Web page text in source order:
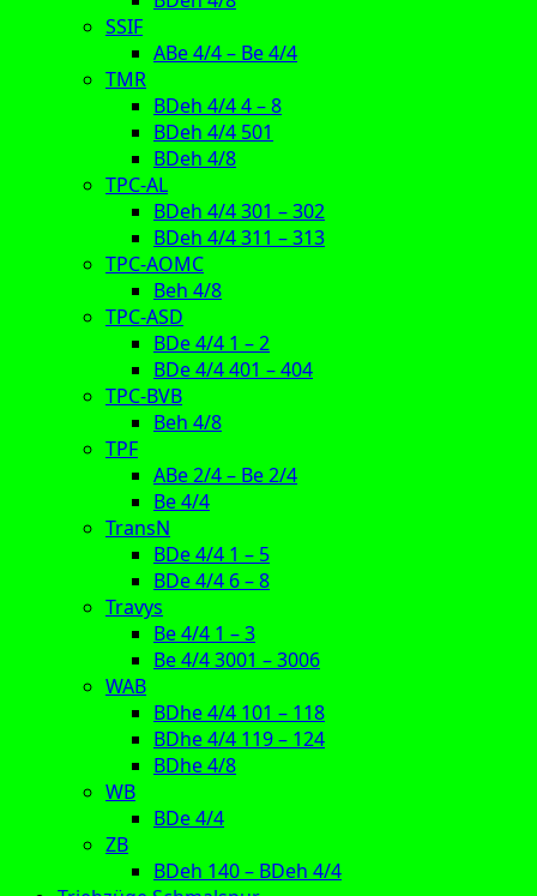
SSIF
ABe 4/4 – Be 4/4
TMR
BDeh 4/4 4 – 8
BDeh 4/4 501
BDeh 4/8
TPC-AL
BDeh 4/4 301 – 302
BDeh 4/4 311 – 313
TPC-AOMC
Beh 4/8
TPC-ASD
BDe 4/4 1 – 2
BDe 4/4 401 – 404
TPC-BVB
Beh 4/8
TPF
ABe 2/4 – Be 2/4
Be 4/4
TransN
BDe 4/4 1 – 5
BDe 4/4 6 – 8
Travys
Be 4/4 1 – 3
Be 4/4 3001 – 3006
WAB
BDhe 4/4 101 – 118
BDhe 4/4 119 – 124
BDhe 4/8
WB
BDe 4/4
ZB
BDeh 140 – BDeh 4/4